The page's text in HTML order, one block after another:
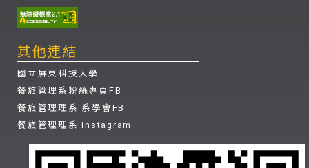
其他連結
國立屏東科技大學
餐旅管理系粉絲專頁FB
餐旅管理理系 系學會FB
餐旅管理理系 instagram